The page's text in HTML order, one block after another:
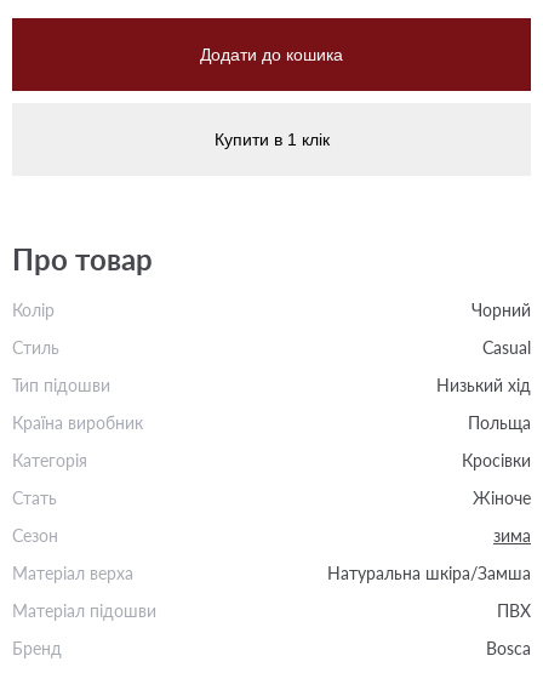
Додати до кошика
Купити в 1 клік
Про товар
Колір
Чорний
Стиль
Casual
Тип підошви
Низький хід
Країна виробник
Польща
Категорія
Кросівки
Стать
Жіноче
Сезон
зима
Матеріал верха
Натуральна шкіра/Замша
Матеріал підошви
ПВХ
Бренд
Bosca